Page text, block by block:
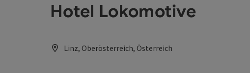
Hotel Lokomotive
Linz, Oberösterreich, Österreich